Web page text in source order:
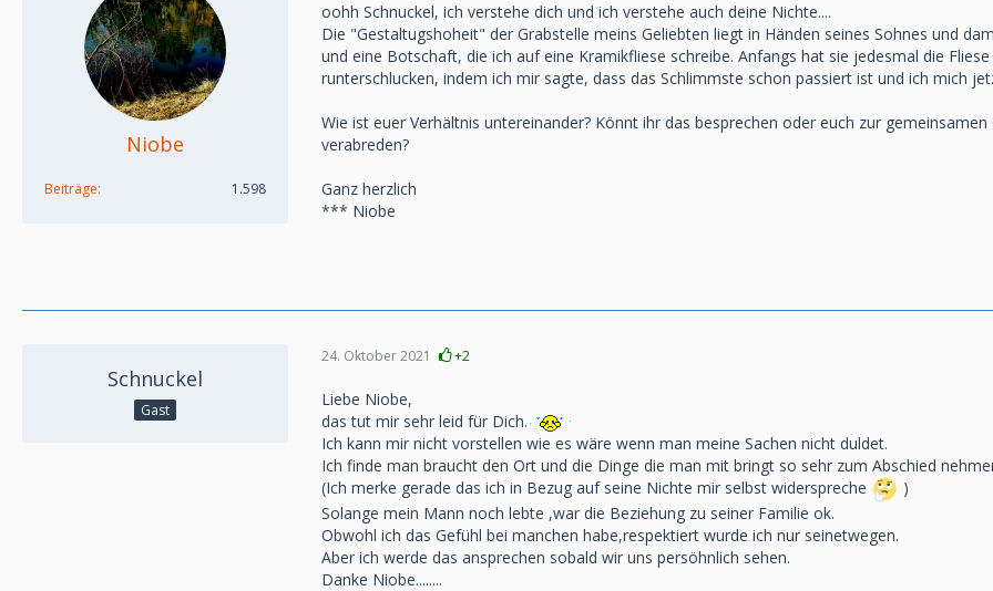
Niobe
Beiträge 1.598
oohh Schnuckel, ich verstehe dich und ich verstehe auch deine Nichte....
Die "Gestaltugshoheit" der Grabstelle meins Geliebten liegt in Händen seines Sohnes und
und eine Botschaft, die ich auf eine Kramikfliese schreibe. Anfangs hat sie jedesmal die
runterschlucken, indem ich mir sagte, dass das Schlimmste schon passiert ist und ich mich
Wie ist euer Verhältnis untereinander? Könnt ihr das besprechen oder euch zur
verabreden?
Ganz herzlich
*** Niobe
Schnuckel
Gast
24. Oktober 2021 +2
Liebe Niobe,
das tut mir sehr leid für Dich.
Ich kann mir nicht vorstellen wie es wäre wenn man meine Sachen nicht duldet.
Ich finde man braucht den Ort und die Dinge die man mit bringt so sehr zum Abschied
(Ich merke gerade das ich in Bezug auf seine Nichte mir selbst widerspreche
)
Solange mein Mann noch lebte ,war die Beziehung zu seiner Familie ok.
Obwohl ich das Gefühl bei manchen habe,respektiert wurde ich nur seinetwegen.
Aber ich werde das ansprechen sobald wir uns persöhnlich sehen.
Danke Niobe........